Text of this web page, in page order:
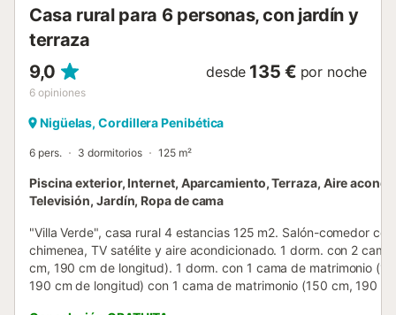
Casa rural para 6 personas, con jardín y
terraza
9,0
6 opiniones
desde 135 € por noche
Nigüelas, Cordillera Penibética
6 pers. 3 dormitorios 125 m²
Piscina exterior, Internet, Aparcamiento, Terraza, Aire
Televisión, Jardín, Ropa de cama
"Villa Verde", casa rural 4 estancias 125 m2. Salón-comedor con
chimenea, TV satélite y aire acondicionado. 1 dorm. con 2
cm, 190 cm de longitud). 1 dorm. con 1 cama de matrimonio
190 cm de longitud) con 1 cama de matrimonio (150 cm, 190